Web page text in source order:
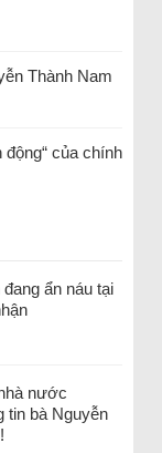
Thành Nam
động“ của chính
ẩn náu tại
nước
tin bà Nguyễn